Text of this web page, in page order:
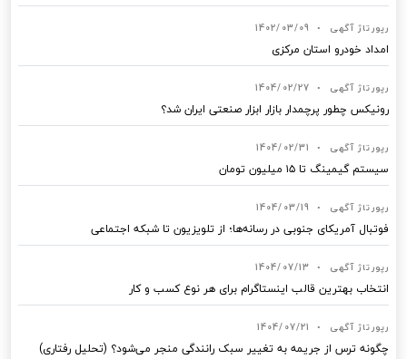
رپورتاژ آگهی •
1402/03/09
امداد خودرو استان مرکزی
رپورتاژ آگهی •
1404/02/27
رونیکس چطور پرچمدار بازار ابزار صنعتی ایران شد؟
رپورتاژ آگهی •
1404/02/31
سیستم گیمینگ تا ۱۵ میلیون تومان
رپورتاژ آگهی •
1404/03/19
فوتبال آمریکای جنوبی در رسانه‌ها؛ از تلویزیون تا شبکه اجتماعی
رپورتاژ آگهی •
1404/07/13
انتخاب بهترین قالب‌ اینستاگرام برای هر نوع کسب‌ و کار
رپورتاژ آگهی •
1404/07/21
چگونه ترس از جریمه به تغییر سبک رانندگی منجر می‌شود؟ (تحلیل رفتاری)